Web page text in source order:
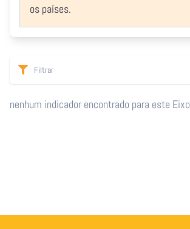
os países.
nenhum indicador encontrado para este Eixo